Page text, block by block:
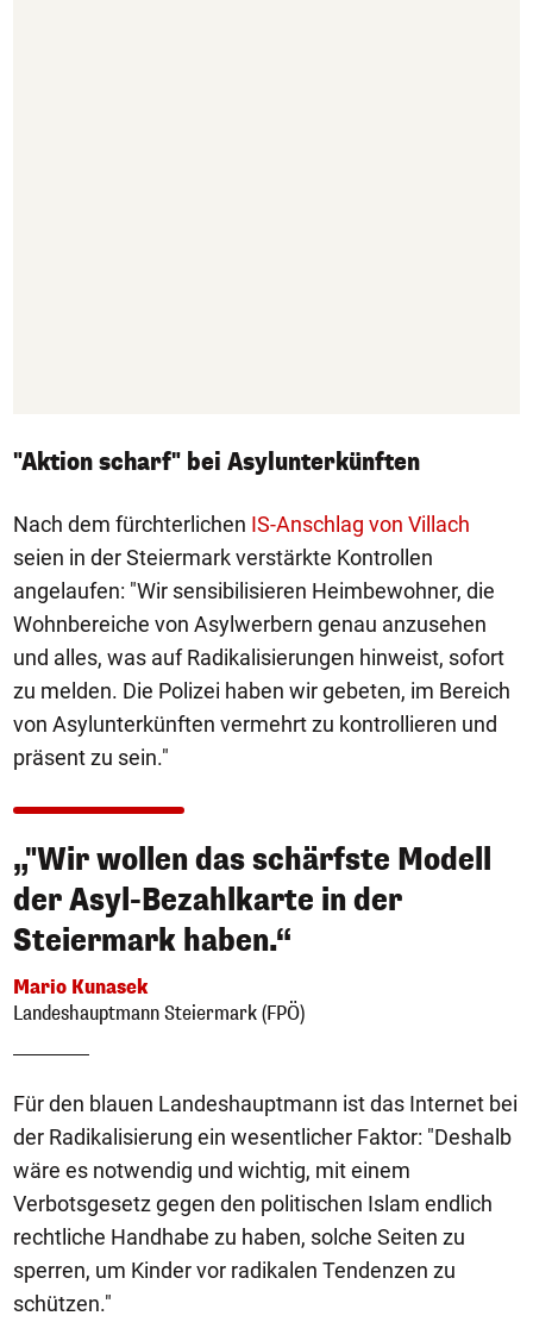
"Aktion scharf" bei Asylunterkünften
Nach dem fürchterlichen IS-Anschlag von Villach
seien in der Steiermark verstärkte Kontrollen
angelaufen: "Wir sensibilisieren Heimbewohner, die
Wohnbereiche von Asylwerbern genau anzusehen
und alles, was auf Radikalisierungen hinweist, sofort
zu melden. Die Polizei haben wir gebeten, im Bereich
von Asylunterkünften vermehrt zu kontrollieren und
präsent zu sein."
„"Wir wollen das schärfste Modell
der Asyl-Bezahlkarte in der
Steiermark haben.“
Mario Kunasek
Landeshauptmann Steiermark (FPÖ)
Für den blauen Landeshauptmann ist das Internet bei
der Radikalisierung ein wesentlicher Faktor: "Deshalb
wäre es notwendig und wichtig, mit einem
Verbotsgesetz gegen den politischen Islam endlich
rechtliche Handhabe zu haben, solche Seiten zu
sperren, um Kinder vor radikalen Tendenzen zu
schützen."